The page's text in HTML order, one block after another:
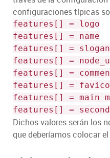
configuraciones típicas
features[] = logo
features[] = name
features[] = slogan
features[] =
features[] =
features[] =
features[] =
features[] =
Dichos valores serán los
que deberíamos colocar